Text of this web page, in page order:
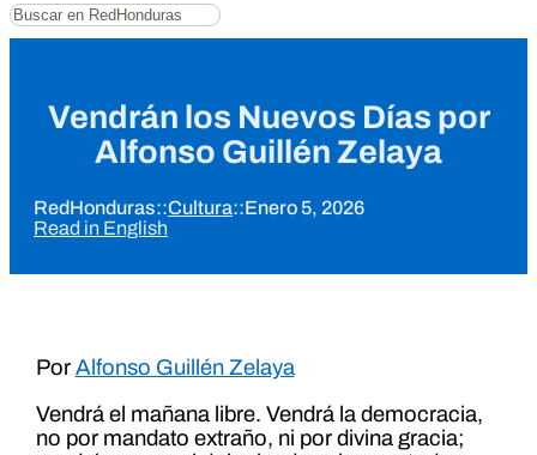
Buscar
Vendrán los Nuevos Días por
Alfonso Guillén Zelaya
RedHonduras::Cultura::Enero 5, 2026
Read in English
Por Alfonso Guillén Zelaya
Vendrá el mañana libre. Vendrá la democracia,
no por mandato extraño, ni por divina gracia;